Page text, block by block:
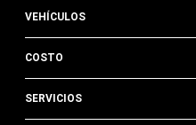
VEHÍCULOS
COSTO
SERVICIOS